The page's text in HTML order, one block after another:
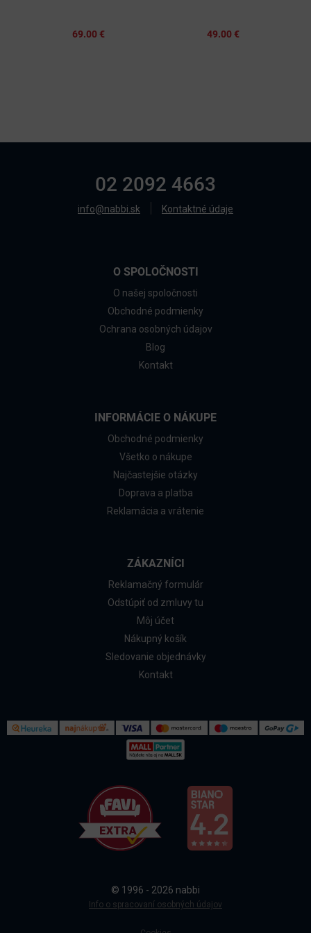
Doprava a platba
69.00 € 49.00 €
02 2092 4663
info@nabbi.sk Kontaktné údaje
O SPOLOČNOSTI
O našej spoločnosti
Obchodné podmienky
Ochrana osobných údajov
Blog
Kontakt
INFORMÁCIE O NÁKUPE
Obchodné podmienky
Všetko o nákupe
Najčastejšie otázky
Doprava a platba
Reklamácia a vrátenie
ZÁKAZNÍCI
Reklamačný formulár
Odstúpiť od zmluvy tu
Môj účet
Nákupný košík
Sledovanie objednávky
Kontakt
© 1996 - 2026 nabbi
Info o spracovaní osobných údajov